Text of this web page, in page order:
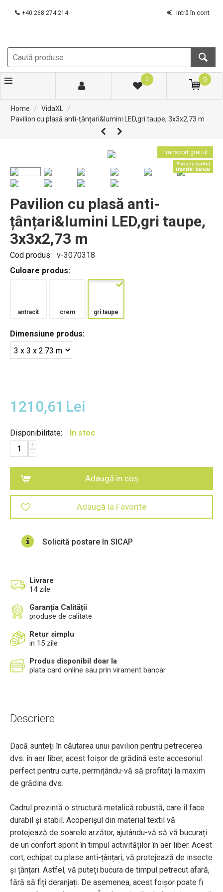
+40 268 274 214 Intră în cont
0 0
Home / VidaXL /
Pavilion cu plasă anti-țânțari&lumini LED,gri taupe, 3x3x2,73 m
Transport gratuit
Pavilion cu plasă anti-
țânțari&lumini LED,gri taupe,
3x3x2,73 m
Cod produs: v-3070318
Culoare produs:
antracit crem gri taupe
Dimensiune produs:
1210,61 Lei
Disponibilitate:
In stoc
+
−
Adaugă în coș
Adaugă la Favorite
Solicită postare în SICAP
Livrare
14 zile
Garanția Calității
produse de calitate
Retur simplu
in 15 zile
Produs disponibil doar la
plata card online sau prin virament bancar
Descriere
Dacă sunteți în căutarea unui pavilion pentru petrecerea
dvs. în aer liber, acest foișor de grădină este accesoriul
perfect pentru curte, permițându-vă să profitați la maxim
de grădina dvs.
Cadrul prezintă o structură metalică robustă, care îl face
durabil și stabil. Acoperișul din material textil vă
protejează de soarele arzător, ajutându-vă să vă bucurați
de un confort sporit în timpul activităților în aer liber. Acest
cort, echipat cu plase anti-țânțari, vă protejează de insecte
și țânțari. Astfel, vă puteți bucura de timpul petrecut afară,
fără să fiți deranjați. De asemenea, acest foișor poate fi